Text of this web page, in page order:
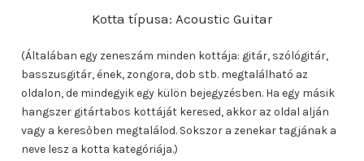
Kotta típusa: Acoustic Guitar
(Általában egy zeneszám minden kottája: gitár, szólógitár,
basszusgitár, ének, zongora, dob stb. megtalálható az
oldalon, de mindegyik egy külön bejegyzésben. Ha egy másik
hangszer gitártabos kottáját keresed, akkor az oldal alján
vagy a keresőben megtalálod. Sokszor a zenekar tagjának a
neve lesz a kotta kategóriája.)